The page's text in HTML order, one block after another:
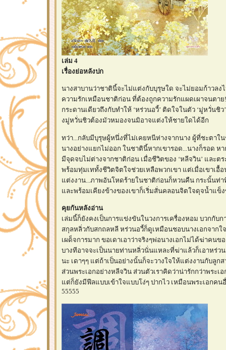
เล่ม 4
เรื่องย่อหลังปก
นางสาบานว่าชาตินี้จะไม่แต่งกับบุรุษใด จะไม่ยอมก้าวลง
ความรักเหมือนชาติก่อน ที่ต้องถูกความรักแผดเผาจนตา
กระดานเดียวถึงกับทำให้ ‘หร่วนอวี้’ ติดใจในตัว ‘มู่หวั่นชิว
งมู่หวั่นชิวต้องมัวหมองจนมิอาจแต่งให้ชายใดได้อีก
ทว่า...กลับมีบุรุษผู้หนึ่งที่ไม่เคยหนีห่างจากนาง ผู้ที่ชะตาใ
นางอย่างแยกไม่ออก ในชาตินี้หากเขารอด...นางก็รอด หา
มีจุดจบไม่ต่างจากชาติก่อน เมื่อชีวิตของ ‘หลีจวิน’ และต
พร้อมทุ่มเททั้งชีวิตจิตใจช่วยเหลือพวกเขา แต่เมื่อเขาเอื้อ
ต่งงาน...ภาพอันโหดร้ายในชาติก่อนก็หวนคืน กระนั้นท่า
ละพร้อมเคียงข้างของเขาก็เริ่มสั่นคลอนจิตใจดุจน้ำแข็ง
คุยกันหลังอ่าน
เล่มนี้ก็ยังคงเป็นการแข่งขันในวงการเครื่องหอม บวกกับก
สกุลหลิ่วกับสกถลหลี หร่วนอวี้ก็ดูเหมือนชอบนางเอกจาก
เผด็จการมาก ขอเดาเอาว่าจริงๆพ่อนางเอกไม่ได้ฆ่าคนข
บางทีอาจจะเป็นนายท่านหลิ่วนั่นแหละที่ฆ่าแล้วก็เอาหร่ว
นะ เดาๆๆ แต่ถ้าเป็นอย่างนั้นก็จะวางใจให้แต่งงานกับลูกส
ส่วนพระเอกอย่างหลีจวิน ส่วนตัวเราคิดว่าน่ารักกว่าพระเอ
ต่ก็ยังมีฟีลแบบเข้าใจแบบโง่ๆ ปากไว เหมือนพระเอกคน
55555